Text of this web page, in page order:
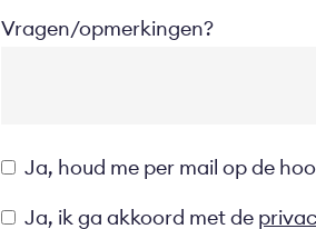
Vragen/opmerkingen?
Opt-
in
Ja, houd me per mail op de
Privacyverklaring
Ja, ik ga akkoord met de